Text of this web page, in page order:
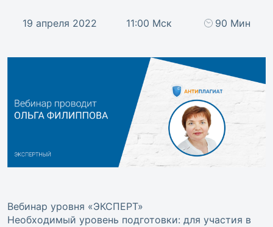
19 апреля 2022 11:00 Мск 90 Мин
Вебинар уровня «ЭКСПЕРТ»
Необходимый уровень подготовки: для участия в